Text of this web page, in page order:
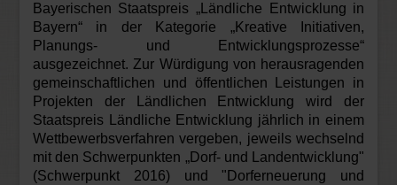
Bayerischen Staatspreis „Ländliche Entwicklung in
Bayern“ in der Kategorie „Kreative Initiativen,
Planungs- und Entwicklungsprozesse“
ausgezeichnet. Zur Würdigung von herausragenden
gemeinschaftlichen und öffentlichen Leistungen in
Projekten der Ländlichen Entwicklung wird der
Staatspreis Ländliche Entwicklung jährlich in einem
Wettbewerbsverfahren vergeben, jeweils wechselnd
mit den Schwerpunkten „Dorf- und Landentwicklung"
(Schwerpunkt 2016) und "Dorferneuerung und